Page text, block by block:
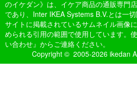
のイケダン》は、イケア商品の通販専門
であり、Inter IKEA Systems B.V.とは一
サイトに掲載されているサムネイル画像
められる引用の範囲で使用しています。
い合わせ』からご連絡ください。
Copyright © 2005-2026 ikedan